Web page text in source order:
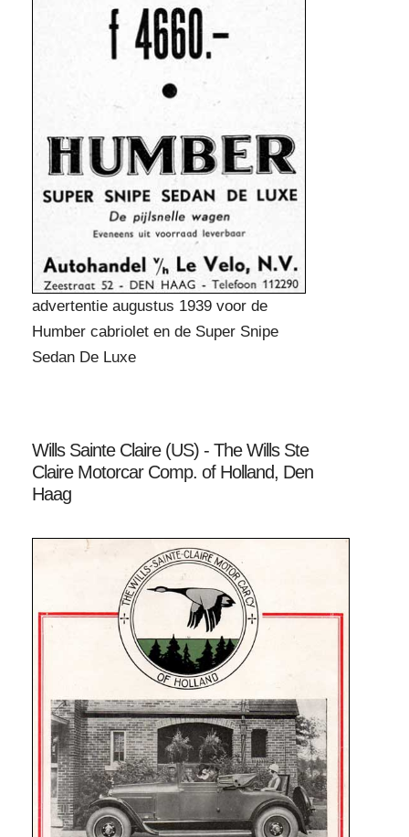
advertentie augustus 1939 voor de
Humber cabriolet en de Super Snipe
Sedan De Luxe
Wills Sainte Claire (US) - The Wills Ste
Claire Motorcar Comp. of Holland, Den
Haag